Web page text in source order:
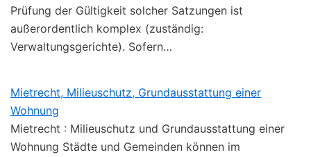
Prüfung der Gültigkeit solcher Satzungen ist
außerordentlich komplex (zuständig:
Verwaltungsgerichte). Sofern…
Mietrecht, Milieuschutz, Grundausstattung einer
Wohnung
Mietrecht : Milieuschutz und Grundausstattung einer
Wohnung Städte und Gemeinden können im